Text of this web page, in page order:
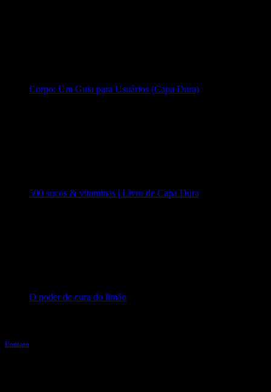
Corpo: Um Guia para Usuários (Capa Dura)
500 sucos & vitaminas | Livro de Capa Dura
O poder de cura do limão
Contato